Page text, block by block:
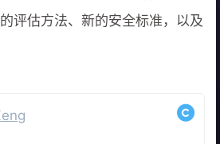
评估方法、新的安全标准，以及